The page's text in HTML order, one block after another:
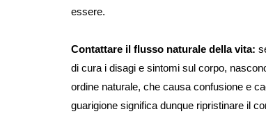
essere.
Contattare il flusso naturale della vita:
di cura i disagi e sintomi sul corpo,
ordine naturale, che causa confusione e
guarigione significa dunque ripristinare il